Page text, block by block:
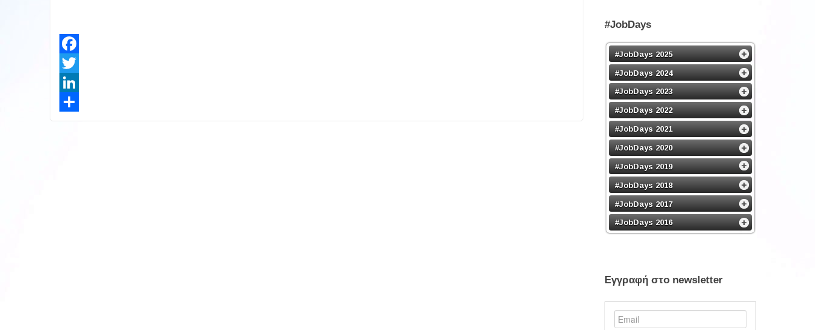
Facebook
Twitter
LinkedIn
Share
#JobDays
#JobDays 2025
#JobDays 2024
#JobDays 2023
#JobDays 2022
#JobDays 2021
#JobDays 2020
#JobDays 2019
#JobDays 2018
#JobDays 2017
#JobDays 2016
Εγγραφή στο newsletter